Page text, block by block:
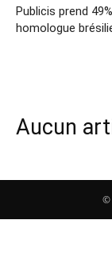
Publicis prend
homologue
Aucun
©